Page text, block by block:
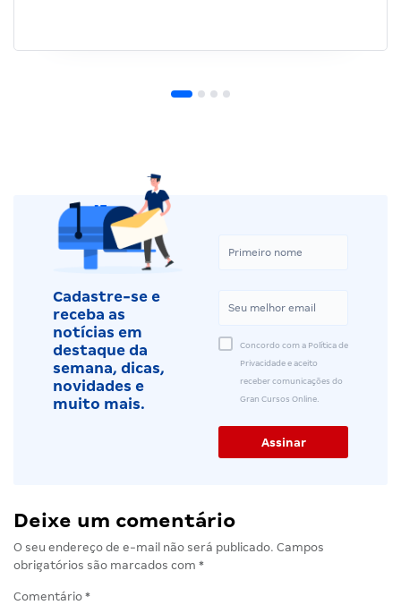
Cadastre-se e
receba as
notícias em
destaque da
semana, dicas,
novidades e
muito mais.
Concordo com a Política de
Privacidade e aceito
receber comunicações do
Gran Cursos Online.
Deixe um comentário
O seu endereço de e-mail não será publicado. Campos
obrigatórios são marcados com *
Comentário *